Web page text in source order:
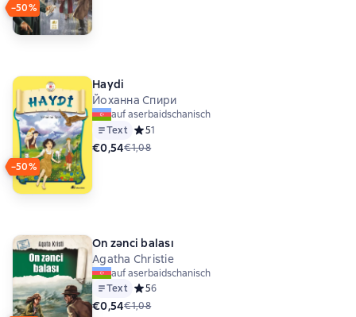
−50%
−50%
Haydi
Йоханна Спири
auf aserbaidschanisch
Text Средний рейтинг 5 на основе 1 оценок
51
€0,54€1,08
On zənci balası
Agatha Christie
auf aserbaidschanisch
Text Средний рейтинг 5 на основе 6 оценок
56
€0,54€1,08